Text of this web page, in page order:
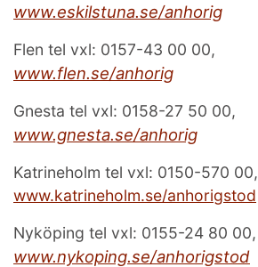
www.eskilstuna.se/anhorig
Flen tel vxl: 0157-43 00 00,
www.flen.se/anhorig
Gnesta tel vxl: 0158-27 50 00,
www.gnesta.se/anhorig
Katrineholm tel vxl: 0150-570 00,
www.katrineholm.se/anhorigstod
Nyköping tel vxl: 0155-24 80 00,
www.nykoping.se/anhorigstod